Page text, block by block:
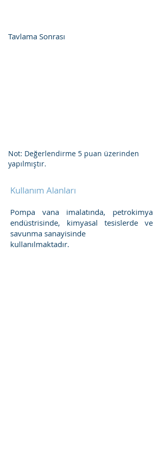
Tavlama Sonrası
Not: Değerlendirme 5 puan üzerinden
yapılmıştır.
Kullanım Alanları
Pompa vana imalatında, petrokimya
endüstrisinde, kimyasal tesislerde ve
savunma sanayisinde
kullanılmaktadır.